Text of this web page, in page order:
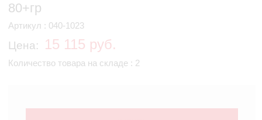
80+гр
Артикул : 040-1023
Цена: 15 115 руб.
Количество товара на складе : 2